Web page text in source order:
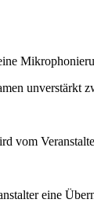
unverstärkt
vom
eine